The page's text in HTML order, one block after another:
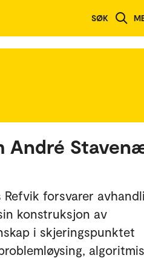
SØK
André
forsvarer
konstruksjon av
i skjeringspunktet